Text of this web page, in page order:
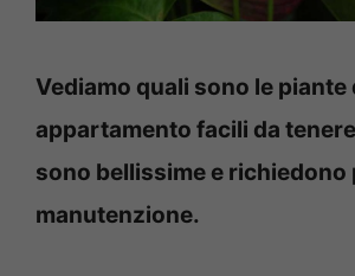
Vediamo quali sono le piante
appartamento facili da
sono bellissime e richiedono
manutenzione.